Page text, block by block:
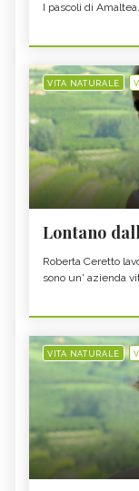
I pascoli di Amaltea.
VITA NATURALE
Lontano
Roberta Ceretto
sono un' azienda
VITA NATURALE